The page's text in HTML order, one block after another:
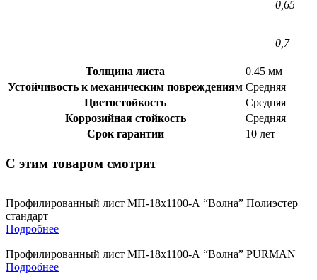
0,65
0,7
Толщина листа
0.45 мм
Устойчивость к механическим повреждениям Средняя
Цветостойкость
Средняя
Коррозийная стойкость
Средняя
Срок гарантии
10 лет
С этим товаром смотрят
Профилированный лист МП-18х1100-А “Волна” Полиэстер
стандарт
Подробнее
Профилированный лист МП-18х1100-А “Волна” PURMAN
Подробнее